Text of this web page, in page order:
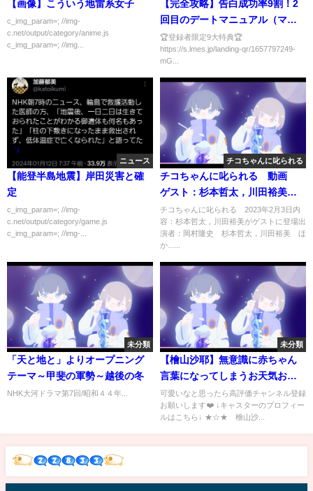
【画像】こういう地雷系女子
c_img_param=; //img-
c.net/output/category/anime.js
c_img_param=; //img...
【完全攻略】告白成功率9割！2
回目のデートマニュアル（マッ
チングアプリ偏）
🏆登録者限定9大特典🏆
https://s.lmes.jp/landing-qr/1657797249-
mG...
ニュース
【能登半島地震】岸田災害と確
定
c_img_param=; //img-
c.net/output/category/game.js
c_img_param=; //img-...
チコちゃんに叱られる
チコちゃんに叱られる 動画
ゲスト：杉本哲太，川田裕美 2
月3日
チコちゃんに叱られる 2023年2月3日内
容：杉本哲太，川田裕美がゲストに登場出
演者：岡村隆史 杉本哲太，川田裕美 ほ
か......
未分類
「天と地と」よりオープニング
テーマ～甲斐の軍勢～越後の冬
NHK大河ドラマ第7回/昭和４４年...
未分類
【檜山沙耶】無意識に赤ちゃん
言葉になってしまうお天気お姉
さん【ウェザーニュースLiVE】
​​可愛いなと思ったら高評価チャンネル登録
お願いします❤️ ↓キャスターのプロフィー
ルはこちら↓ ★☆★ 檜山沙...